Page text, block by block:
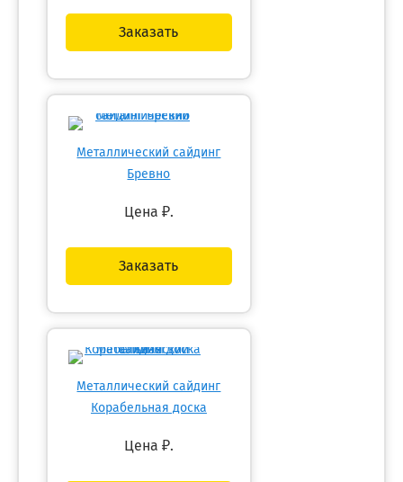
Заказать
Металлический сайдинг
Бревно
Цена ₽.
Заказать
Металлический сайдинг
Корабельная доска
Цена ₽.